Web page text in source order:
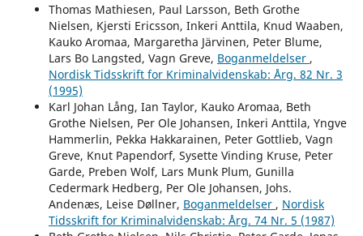
Thomas Mathiesen, Paul Larsson, Beth Grothe
Nielsen, Kjersti Ericsson, Inkeri Anttila, Knud Waaben,
Kauko Aromaa, Margaretha Järvinen, Peter Blume,
Lars Bo Langsted, Vagn Greve, Boganmeldelser ,
Nordisk Tidsskrift for Kriminalvidenskab: Årg. 82 Nr. 3
(1995)
Karl Johan Lång, Ian Taylor, Kauko Aromaa, Beth
Grothe Nielsen, Per Ole Johansen, Inkeri Anttila, Yngve
Hammerlin, Pekka Hakkarainen, Peter Gottlieb, Vagn
Greve, Knut Papendorf, Sysette Vinding Kruse, Peter
Garde, Preben Wolf, Lars Munk Plum, Gunilla
Cedermark Hedberg, Per Ole Johansen, Johs.
Andenæs, Leise Døllner, Boganmeldelser , Nordisk
Tidsskrift for Kriminalvidenskab: Årg. 74 Nr. 5 (1987)